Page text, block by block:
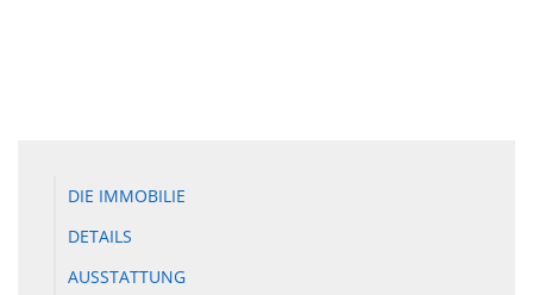
DIE IMMOBILIE
DETAILS
AUSSTATTUNG